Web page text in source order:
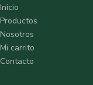
Inicio
Productos
Nosotros
Mi carrito
Contacto